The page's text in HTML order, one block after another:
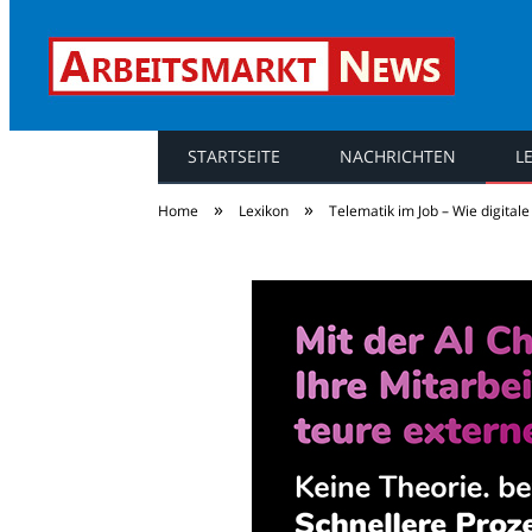
Arbeitsmarkt
STARTSEITE NACHRICHTEN
Home » Lexikon » Telematik im Job – Wie